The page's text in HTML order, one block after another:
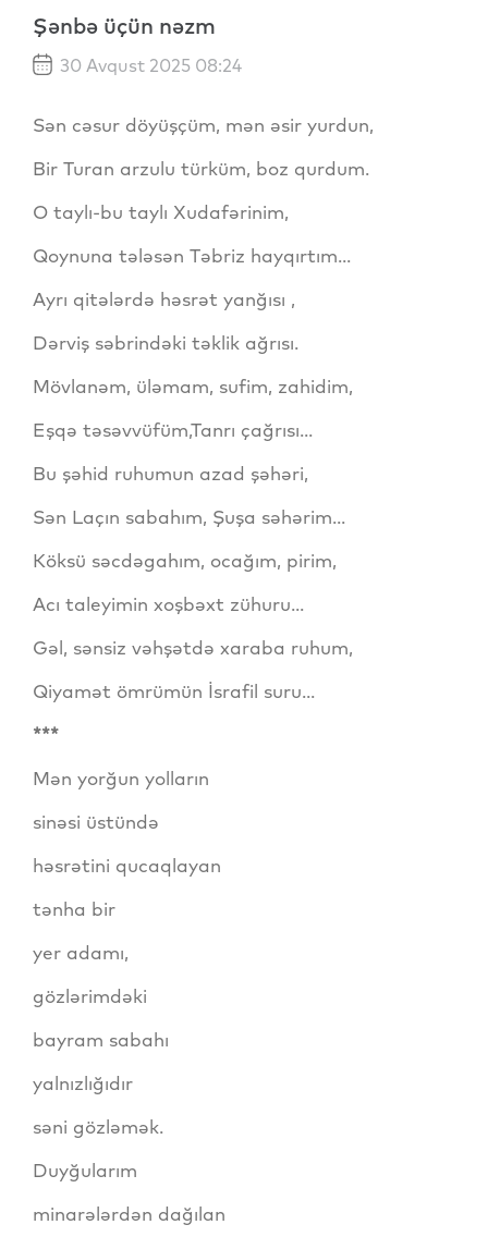
Şənbə üçün nəzm
30 Avqust 2025 08:24
Sən cəsur döyüşçüm, mən əsir yurdun,
Bir Turan arzulu türküm, boz qurdum.
O taylı-bu taylı Xudafərinim,
Qoynuna tələsən Təbriz hayqırtım...
Ayrı qitələrdə həsrət yanğısı ,
Dərviş səbrindəki təklik ağrısı.
Mövlanəm, üləmam, sufim, zahidim,
Eşqə təsəvvüfüm,Tanrı çağrısı...
Bu şəhid ruhumun azad şəhəri,
Sən Laçın sabahım, Şuşa səhərim...
Köksü səcdəgahım, ocağım, pirim,
Acı taleyimin xoşbəxt zühuru...
Gəl, sənsiz vəhşətdə xaraba ruhum,
Qiyamət ömrümün İsrafil suru...
***
Mən yorğun yolların
sinəsi üstündə
həsrətini qucaqlayan
tənha bir
yer adamı,
gözlərimdəki
bayram sabahı
yalnızlığıdır
səni gözləmək.
Duyğularım
minarələrdən dağılan